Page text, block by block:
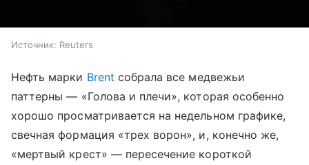
Источник: Reuters
Нефть марки Brent собрала все медвежьи
паттерны — «Голова и плечи», которая особенно
хорошо просматривается на недельном графике,
свечная формация «трех ворон», и, конечно же,
«мертвый крест» — пересечение короткой